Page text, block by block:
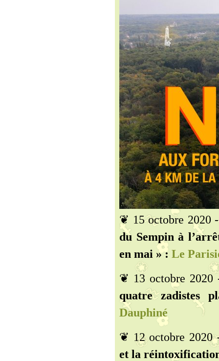
❦ 15 octobre 2020
du Sempin à
en mai » : Le
❦ 13 octobre
quatre zadistes
Dauphiné
❦ 12 octobre
et la